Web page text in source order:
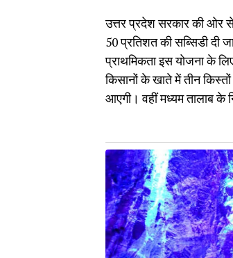
उत्तर प्रदेश सरकार की ओर से
50 प्रतिशत की सब्सिडी
प्राथमिकता इस योजना के
किसानों के खाते में तीन
आएगी। वहीं मध्यम तालाब के